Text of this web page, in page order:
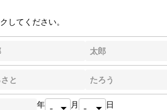
してください。
年 月 日